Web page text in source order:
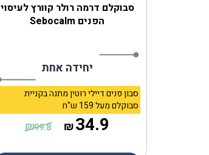
סבוקלם דרמה רולר קוורץ לעיסוי
הפנים Sebocalm
יחידה אחת
סבון פנים דיילי רוטין מתנה בקניית
סבוקלם מעל 159 ש"ח
34.9
₪
99.8
₪